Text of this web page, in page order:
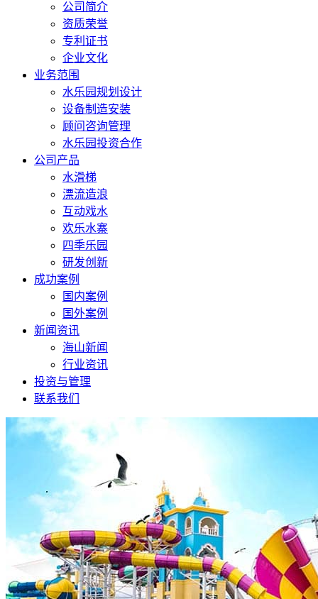
公司简介
资质荣誉
专利证书
企业文化
业务范围
水乐园规划设计
设备制造安装
顾问咨询管理
水乐园投资合作
公司产品
水滑梯
漂流造浪
互动戏水
欢乐水寨
四季乐园
研发创新
成功案例
国内案例
国外案例
新闻资讯
海山新闻
行业资讯
投资与管理
联系我们